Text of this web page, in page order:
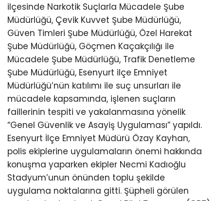
ilçesinde Narkotik Suçlarla Mücadele Şube
Müdürlüğü, Çevik Kuvvet Şube Müdürlüğü,
Güven Timleri Şube Müdürlüğü, Özel Harekat
Şube Müdürlüğü, Göçmen Kaçakçılığı ile
Mücadele Şube Müdürlüğü, Trafik Denetleme
Şube Müdürlüğü, Esenyurt ilçe Emniyet
Müdürlüğü’nün katılımı ile suç unsurları ile
mücadele kapsamında, işlenen suçların
faillerinin tespiti ve yakalanmasına yönelik
“Genel Güvenlik ve Asayiş Uygulaması” yapıldı.
Esenyurt İlçe Emniyet Müdürü Özay Kayhan,
polis ekiplerine uygulamaların önemi hakkında
konuşma yaparken ekipler Necmi Kadıoğlu
Stadyum’unun önünden toplu şekilde
uygulama noktalarına gitti. Şüpheli görülen